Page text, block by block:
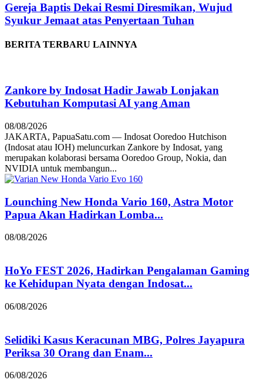
Gereja Baptis Dekai Resmi Diresmikan, Wujud
Syukur Jemaat atas Penyertaan Tuhan
BERITA TERBARU LAINNYA
Zankore by Indosat Hadir Jawab Lonjakan
Kebutuhan Komputasi AI yang Aman
08/08/2026
JAKARTA, PapuaSatu.com — Indosat Ooredoo Hutchison
(Indosat atau IOH) meluncurkan Zankore by Indosat, yang
merupakan kolaborasi bersama Ooredoo Group, Nokia, dan
NVIDIA untuk membangun...
Lounching New Honda Vario 160, Astra Motor
Papua Akan Hadirkan Lomba...
08/08/2026
HoYo FEST 2026, Hadirkan Pengalaman Gaming
ke Kehidupan Nyata dengan Indosat...
06/08/2026
Selidiki Kasus Keracunan MBG, Polres Jayapura
Periksa 30 Orang dan Enam...
06/08/2026